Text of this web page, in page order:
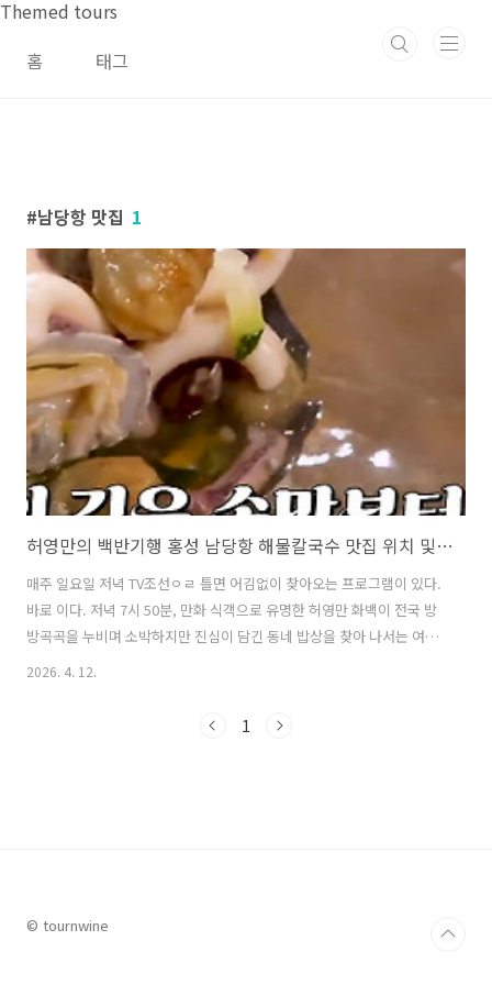
본문 바로가기
Themed tours
홈
태그
남당항 맛집 1
허영만의 백반기행 홍성 남당항 해물칼국수 맛집 위치 및 여행팁 (이태란의 홍성 밥상)
매주 일요일 저녁 TV조선ㅇㄹ 틀면 어김없이 찾아오는 프로그램이 있다.
바로 이다. 저녁 7시 50분, 만화 식객으로 유명한 허영만 화백이 전국 방
방곡곡을 누비며 소박하지만 진심이 담긴 동네 밥상을 찾아 나서는 여정
이 시작된다. 이번 주 그 발걸음이 향한 곳은 충남 홍성이었다. 특히 이번
마 하래 홍성 곳곳의 맛집을 함께 돌아보는 훈훈한 장면들이 펼쳐졌다.
2026. 4. 12.
1
© tournwine